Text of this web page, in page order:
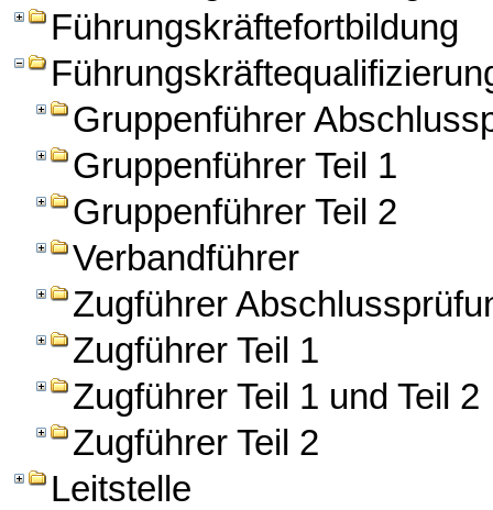
Führungskräftefortbildung
Gruppenführer
Gruppenführer Teil 1
Gruppenführer Teil 2
Verbandführer
Zugführer
Zugführer Teil 1
Zugführer Teil 1 und Teil 2
Zugführer Teil 2
Leitstelle